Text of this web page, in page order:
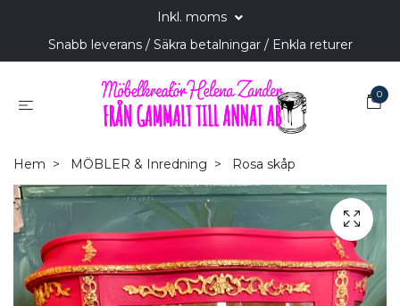
Inkl. moms
Snabb leverans / Säkra betalningar / Enkla returer
0
Hem MÖBLER & Inredning Rosa skåp